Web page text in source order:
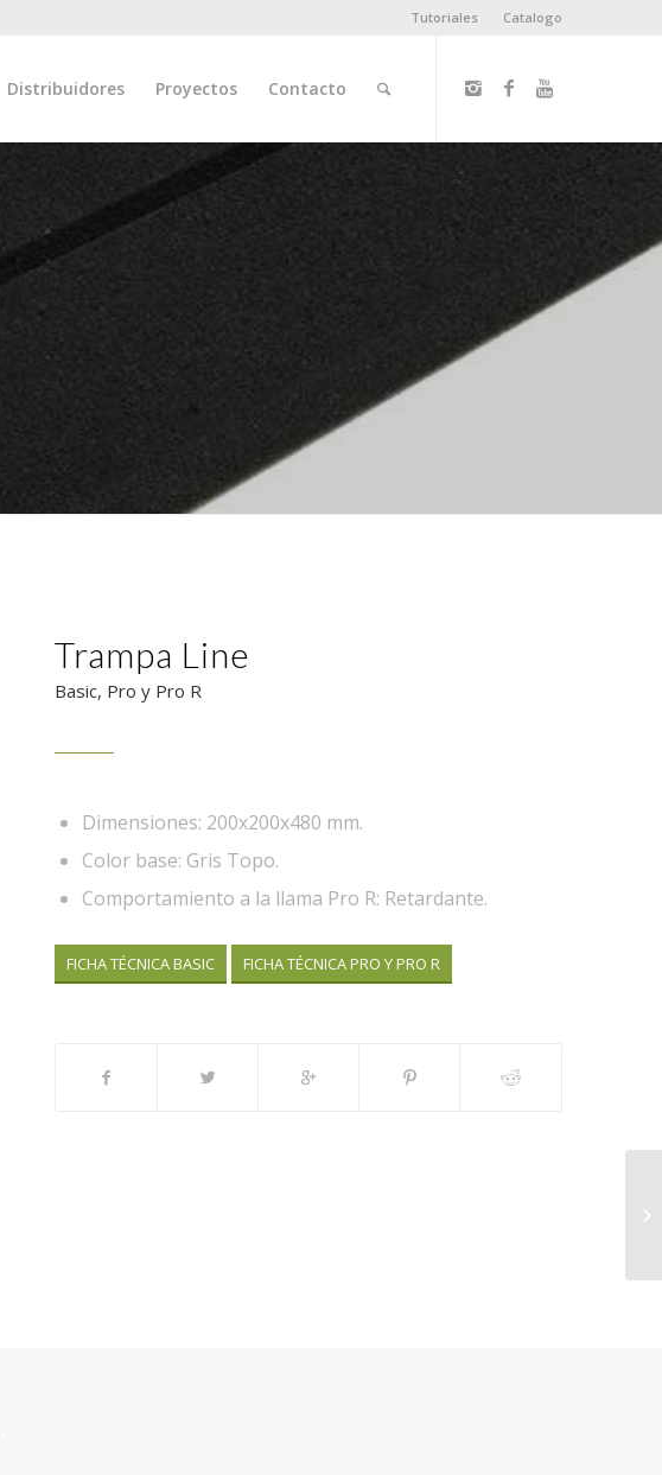
Tutoriales Catalogo
Distribuidores Proyectos Contacto
Trampa Line
Basic, Pro y Pro R
Dimensiones: 200x200x480 mm.
Color base: Gris Topo.
Comportamiento a la llama Pro R: Retardante.
FICHA TÉCNICA BASIC FICHA TÉCNICA PRO Y PRO R